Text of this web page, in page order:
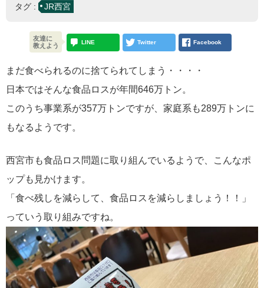
タグ : JR西宮
まだ食べられるのに捨てられてしまう・・・・
日本ではそんな食品ロスが年間646万トン。
このうち事業系が357万トンですが、家庭系も289万トンに
もなるようです。
西宮市も食品ロス問題に取り組んでいるようで、こんなポ
ップも見かけます。
「食べ残しを減らして、食品ロスを減らしましょう！！」
っていう取り組みですね。
友達に
教えよう
LINE Twitter Facebook